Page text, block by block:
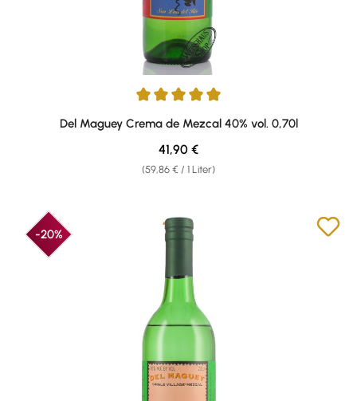
Durchschnittliche Bewertung von 5 von 5 Sternen
Del Maguey Crema de Mezcal 40% vol. 0,70l
(59,86 € / 1 Liter)
Regulärer Preis:
41,90 €
-20%